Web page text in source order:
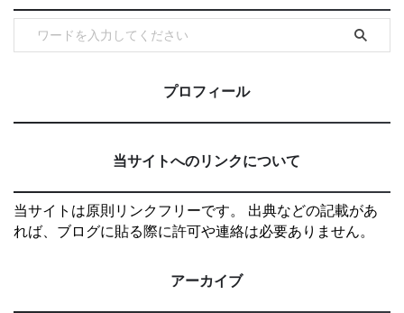
プロフィール
当サイトへのリンクについて
当サイトは原則リンクフリーです。 出典などの記載があ
れば、ブログに貼る際に許可や連絡は必要ありません。
アーカイブ